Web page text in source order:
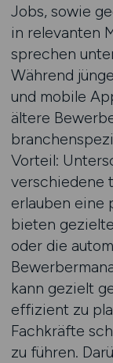
Jobs, sowie
in relevanten
sprechen
Während
und mobile
ältere
Vorteil:
verschiedene
erlauben eine
bieten
oder die
kann gezielt
effizient zu
Fachkräfte
zu führen.